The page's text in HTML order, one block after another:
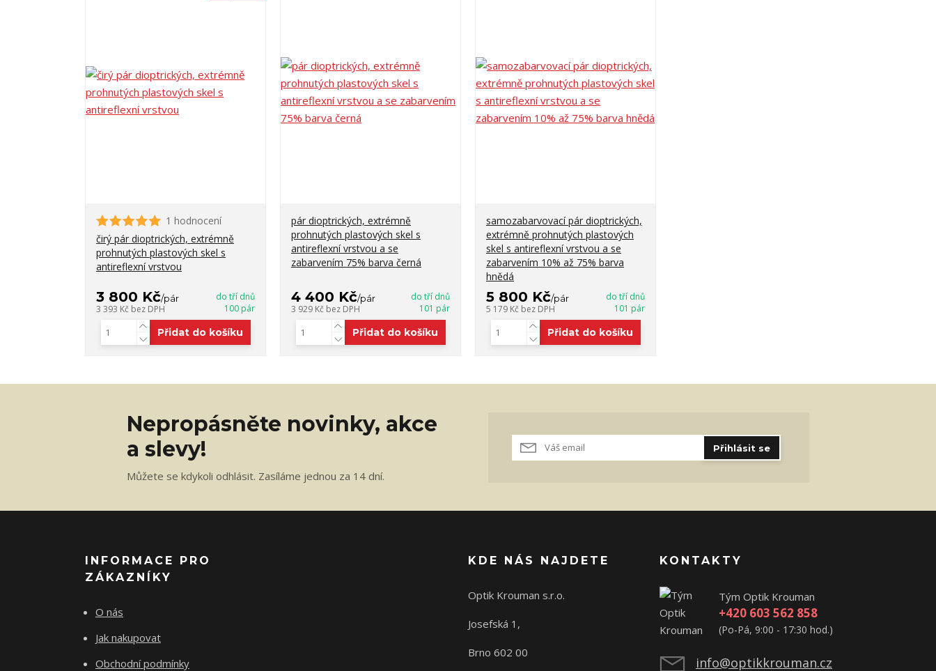
1 hodnocení
čirý pár dioptrických, extrémně
prohnutých plastových skel s
antireflexní vrstvou
3 800 Kč/pár
3 393 Kč bez DPH
do tří dnů
100 pár
Přidat do košíku
pár dioptrických, extrémně
prohnutých plastových skel s
antireflexní vrstvou a se
zabarvením 75% barva černá
4 400 Kč/pár
3 929 Kč bez DPH
do tří dnů
101 pár
Přidat do košíku
samozabarvovací pár dioptrických,
extrémně prohnutých plastových
skel s antireflexní vrstvou a se
zabarvením 10% až 75% barva
hnědá
5 800 Kč/pár
5 179 Kč bez DPH
do tří dnů
101 pár
Přidat do košíku
Nepropásněte novinky, akce
a slevy!
Můžete se kdykoli odhlásit. Zasíláme jednou za 14 dní.
Přihlásit se
INFORMACE PRO
ZÁKAZNÍKY
O nás
Jak nakupovat
Obchodní podmínky
KDE NÁS NAJDETE
Optik Krouman s.r.o.
Josefská 1,
Brno 602 00
KONTAKTY
Tým Optik Krouman
+420 603 562 858
(Po-Pá, 9:00 - 17:30 hod.)
info@optikkrouman.cz